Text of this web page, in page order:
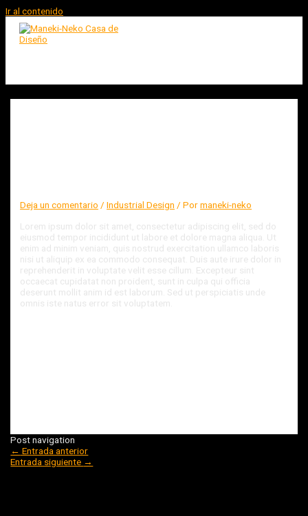
Ir al contenido
Deja un comentario /Industrial Design / Pormaneki-neko
Lorem ipsum dolor sit amet, consectetur adipiscing elit, sed do
eiusmod tempor incididunt ut labore et dolore magna aliqua. Ut
enim ad minim veniam, quis nostrud exercitation ullamco laboris
nisi ut aliquip ex ea commodo consequat. Duis aute irure dolor in
reprehenderit in voluptate velit esse cillum. Excepteur sint
occaecat cupidatat non proident, sunt in culpa qui officia
deserunt mollit anim id est laborum. Sed ut perspiciatis unde
omnis iste natus error sit voluptatem.
Post navigation
← Entrada anterior
Entrada siguiente →